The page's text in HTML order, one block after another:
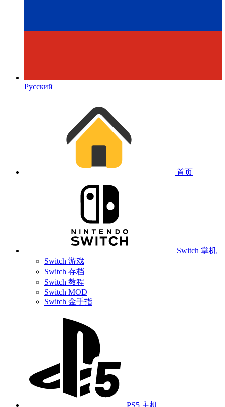
Русский
首页
Switch 掌机
Switch 游戏
Switch 存档
Switch 教程
Switch MOD
Switch 金手指